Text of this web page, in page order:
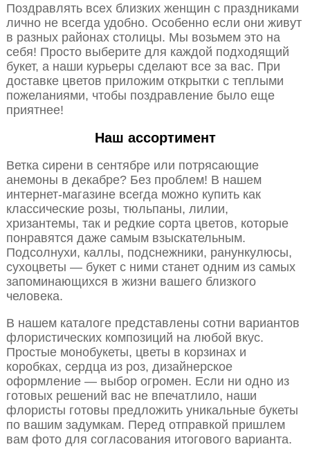
Поздравлять всех близких женщин с праздниками
лично не всегда удобно. Особенно если они живут
в разных районах столицы. Мы возьмем это на
себя! Просто выберите для каждой подходящий
букет, а наши курьеры сделают все за вас. При
доставке цветов приложим открытки с теплыми
пожеланиями, чтобы поздравление было еще
приятнее!
Наш ассортимент
Ветка сирени в сентябре или потрясающие
анемоны в декабре? Без проблем! В нашем
интернет-магазине всегда можно купить как
классические розы, тюльпаны, лилии,
хризантемы, так и редкие сорта цветов, которые
понравятся даже самым взыскательным.
Подсолнухи, каллы, подснежники, ранункулюсы,
сухоцветы — букет с ними станет одним из самых
запоминающихся в жизни вашего близкого
человека.
В нашем каталоге представлены сотни вариантов
флористических композиций на любой вкус.
Простые монобукеты, цветы в корзинах и
коробках, сердца из роз, дизайнерское
оформление — выбор огромен. Если ни одно из
готовых решений вас не впечатлило, наши
флористы готовы предложить уникальные букеты
по вашим задумкам. Перед отправкой пришлем
вам фото для согласования итогового варианта.